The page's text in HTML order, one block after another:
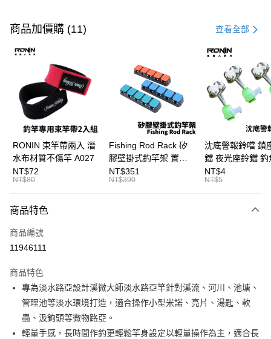
信用卡一次付款
信用卡分期付款
3 期 0 利率 每期 21家銀行
合作金庫商業銀行
第一商業銀行
華南商業銀行
彰化商業銀行
上海商業儲蓄銀行
台北富邦商業銀行
國泰世華商業銀行
兆豐國際商業銀行
臺灣中小企業銀行
台中商業銀行
匯豐（台灣）商業銀行
華泰商業銀行
聯邦商業銀行
遠東國際商業銀行
元大商業銀行
台灣樂天信用卡公司
Apple Pay
街口支付
大哥付你分期
相關說明
2.付款方式選擇「大哥付你分期」，訂單成立後會自動跳轉到大哥付的交易
成交易。
4.訂單成立30分鐘內，如未前往確認交易或遇審核未通過，訂單將自動取
法說明評估內容。
【繳款方式說明】
1.分期款項不併入電信帳單，「大哥付你分期」於每月結算日後寄送繳費提
醒簡訊。
2.透過簡訊連結打開帳單後，可選擇「超商條碼／台灣大直營門市／銀行轉
帳／街口支付／iPASS MONEY」等通路繳費。
相關說明
AFTEE先享後付是「在收到商品之後才付款」的支付方式。 讓您購物簡單
便利好安心！
２．便利：只要手機號碼，簡訊認證，即可結帳。
【「AFTEE先享後付」結帳流程】
１．於結帳方式選擇「AFTEE先享後付」後，將跳轉至「AFTEE先享後付」
結帳頁面，進行簡訊認證並確認金額後，即可完成結帳。
２．訂單成立數日內，您將收到繳費通知簡訊。
ATM付款
運送方式
一般宅配（門市自取請勿下單，請聯繫客服）
每筆NT$100，滿NT$2,000(含以上)免運費
商品加價購 (11) 查看全部
RONIN 束竿帶兩入 潛
水布材質不傷竿 A027
NT$72
NT$80
Fishing Rod Rack 矽
膠壁掛式釣竿架 置竿
架 壁鎖式竿架 釣竿展
示架 T1086
NT$351
NT$390
沈底警報鈴噹 鎖
鐺 夜光座鈴鐺 釣
鐺 沉底鈴鐺 1入 可插
Ø4.5x37mm夜光
NT$4
NT$5
商品特色
商品編號
11946111
商品特色
專為淡水路亞設計溪微大師淡水路亞竿針對溪流、河川、池塘、
管理池等淡水環境打造，適合操作小型米諾、亮片、湯匙、軟
蟲、汲鉤頭等微物路亞。
輕量手感，長時間作釣更輕鬆竿身設定以輕量操作為主，適合長